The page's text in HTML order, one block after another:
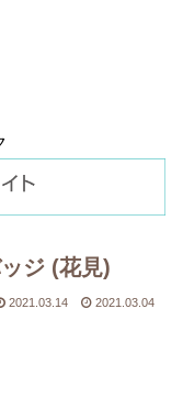
ジ (花見)
2021.03.14 2021.03.04